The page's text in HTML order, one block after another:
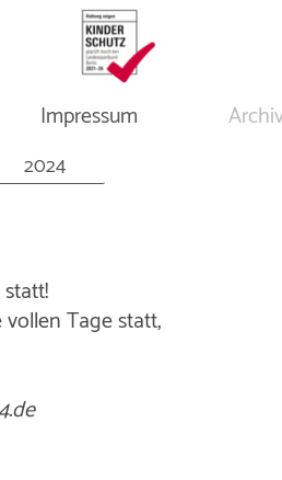
Impressum
2024
Tage statt,